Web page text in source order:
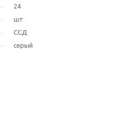
24
шт
ССД
серый